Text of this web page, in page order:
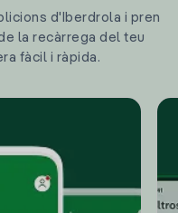
d'Iberdrola i pren
la recàrrega del teu
fàcil i ràpida.